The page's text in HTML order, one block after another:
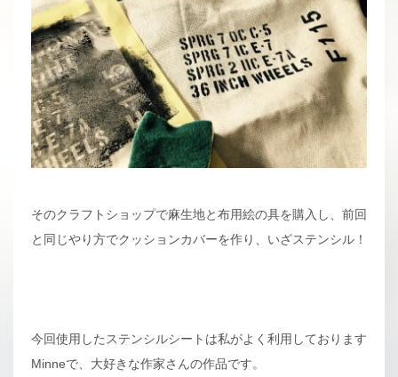
そのクラフトショップで麻生地と布用絵の具を購入し、前回
と同じやり方でクッションカバーを作り、いざステンシル！
今回使用したステンシルシートは私がよく利用しております
Minneで、大好きな作家さんの作品です。